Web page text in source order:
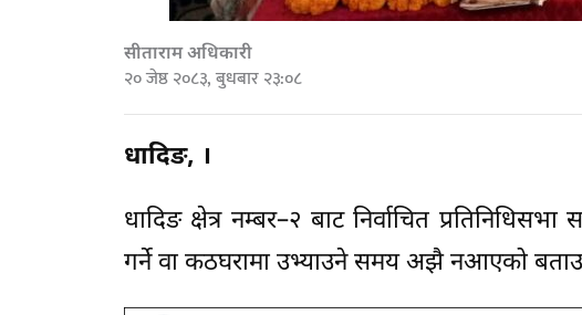
सीताराम अधिकारी
२० जेष्ठ २०८३, बुधबार २३:०८
धादिङ, ।
धादिङ क्षेत्र नम्बर–२ बाट निर्वाचित
गर्ने वा कठघरामा उभ्याउने समय अझै नआएको